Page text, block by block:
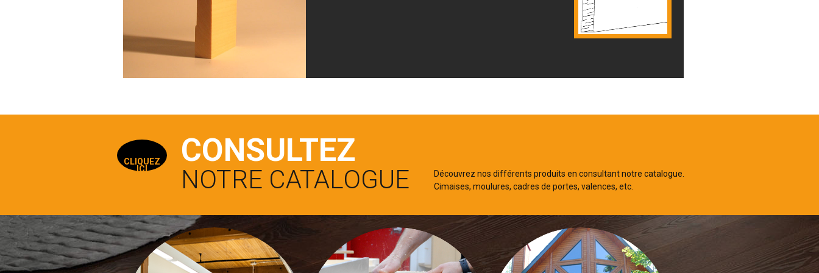
CLIQUEZ
ICI CONSULTEZ
NOTRE CATALOGUE
Découvrez nos différents produits en consultant notre catalogue.
Cimaises, moulures, cadres de portes, valences, etc.